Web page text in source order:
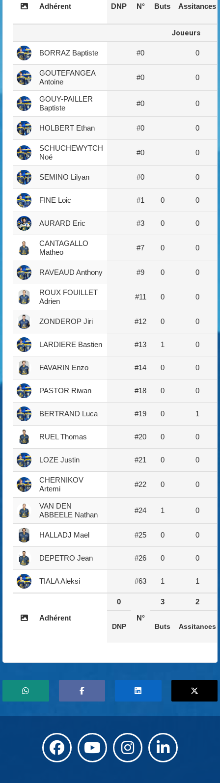
Adhérent DNP N° Buts Assitances
Joueurs
BORRAZ Baptiste #0 0
GOUTEFANGEA
Antoine
#0 0
GOUY-PAILLER
Baptiste
#0 0
HOLBERT Ethan #0 0
SCHUCHEWYTCH
Noé
#0 0
SEMINO Lilyan #0 0
FINE Loic #1 0 0
AURARD Eric #3 0 0
CANTAGALLO
Matheo
#7 0 0
RAVEAUD Anthony #9 0 0
ROUX FOUILLET
Adrien
#11 0 0
ZONDEROP Jiri #12 0 0
LARDIERE Bastien #13 1 0
FAVARIN Enzo #14 0 0
PASTOR Riwan #18 0 0
BERTRAND Luca #19 0 1
RUEL Thomas #20 0 0
LOZE Justin #21 0 0
CHERNIKOV
Artemi
#22 0 0
VAN DEN
ABBEELE Nathan
#24 1 0
HALLADJ Mael #25 0 0
DEPETRO Jean #26 0 0
TIALA Aleksi #63 1 1
Adhérent
0
N°
3 2
DNP Buts Assitances